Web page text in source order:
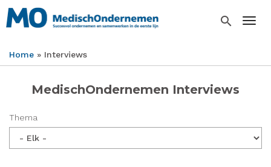
Overslaan
en
inhoud
search
Home Interviews
MedischOndernemen Interviews
Thema